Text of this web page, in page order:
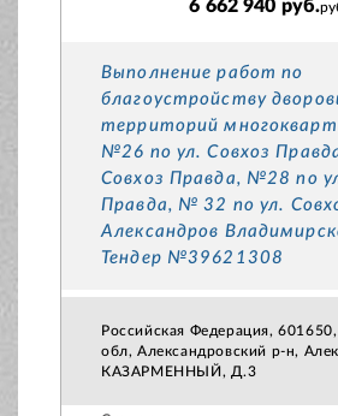
6 662 940 руб.
Выполнение работ по
благоустройству
территорий
№26 по ул. Совхоз
Совхоз Правда, №28 по
Правда, № 32 по ул.
Александров
Тендер №39621308
Российская Федерация,
обл, Александровский р-н,
КАЗАРМЕННЫЙ, Д.3